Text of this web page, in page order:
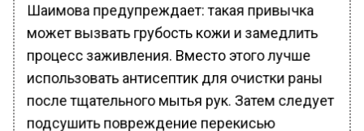
Шаимова предупреждает: такая привычка
может вызвать грубость кожи и замедлить
процесс заживления. Вместо этого лучше
использовать антисептик для очистки раны
после тщательного мытья рук. Затем следует
подсушить повреждение перекисью